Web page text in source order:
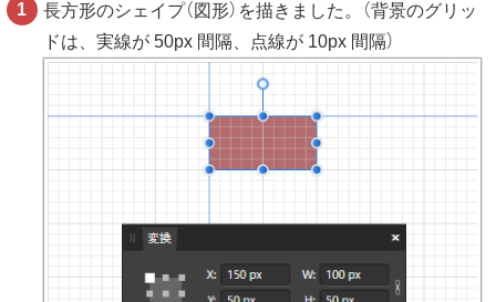
長方形のシェイプ（図形）を描きました。（背景のグリッ
ドは、実線が 50px 間隔、点線が 10px 間隔）